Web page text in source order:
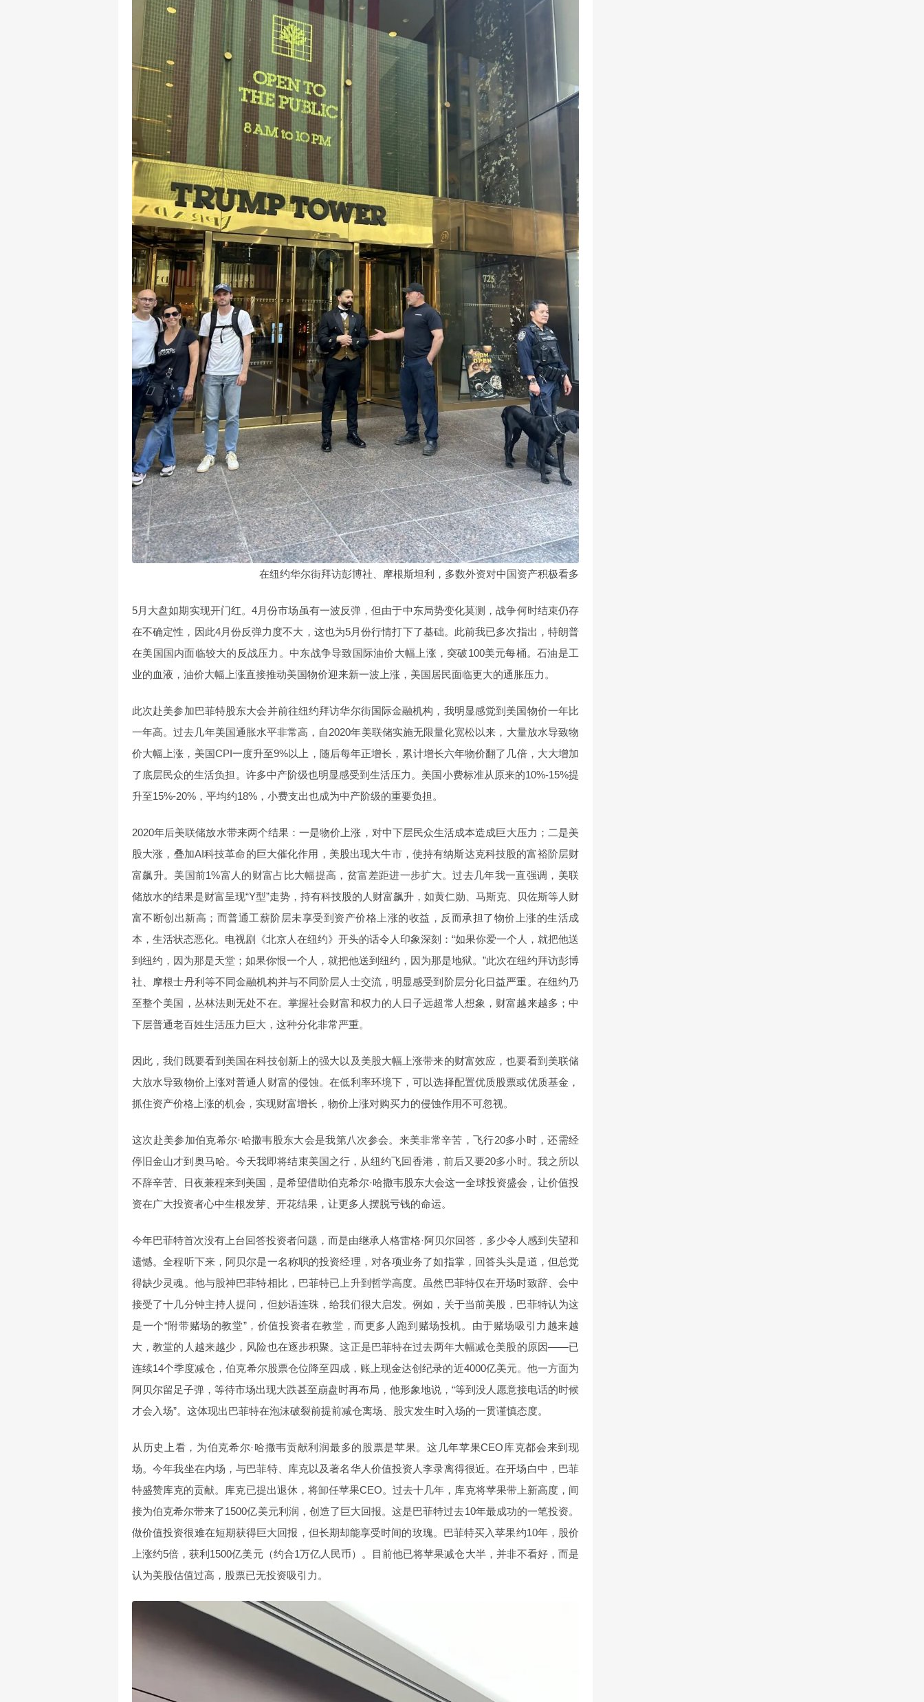
在纽约华尔街拜访彭博社、摩根斯坦利，多数外资对中国资产积极看多
5月大盘如期实现开门红。4月份市场虽有一波反弹，但由于中东局势变化莫测，战争何时结束仍存
在不确定性，因此4月份反弹力度不大，这也为5月份行情打下了基础。此前我已多次指出，特朗普
在美国国内面临较大的反战压力。中东战争导致国际油价大幅上涨，突破100美元每桶。石油是工
业的血液，油价大幅上涨直接推动美国物价迎来新一波上涨，美国居民面临更大的通胀压力。
此次赴美参加巴菲特股东大会并前往纽约拜访华尔街国际金融机构，我明显感觉到美国物价一年比
一年高。过去几年美国通胀水平非常高，自2020年美联储实施无限量化宽松以来，大量放水导致物
价大幅上涨，美国CPI一度升至9%以上，随后每年正增长，累计增长六年物价翻了几倍，大大增加
了底层民众的生活负担。许多中产阶级也明显感受到生活压力。美国小费标准从原来的10%-15%提
升至15%-20%，平均约18%，小费支出也成为中产阶级的重要负担。
2020年后美联储放水带来两个结果：一是物价上涨，对中下层民众生活成本造成巨大压力；二是美
股大涨，叠加AI科技革命的巨大催化作用，美股出现大牛市，使持有纳斯达克科技股的富裕阶层财
富飙升。美国前1%富人的财富占比大幅提高，贫富差距进一步扩大。过去几年我一直强调，美联
储放水的结果是财富呈现“Y型”走势，持有科技股的人财富飙升，如黄仁勋、马斯克、贝佐斯等人财
富不断创出新高；而普通工薪阶层未享受到资产价格上涨的收益，反而承担了物价上涨的生活成
本，生活状态恶化。电视剧《北京人在纽约》开头的话令人印象深刻：“如果你爱一个人，就把他送
到纽约，因为那是天堂；如果你恨一个人，就把他送到纽约，因为那是地狱。”此次在纽约拜访彭博
社、摩根士丹利等不同金融机构并与不同阶层人士交流，明显感受到阶层分化日益严重。在纽约乃
至整个美国，丛林法则无处不在。掌握社会财富和权力的人日子远超常人想象，财富越来越多；中
下层普通老百姓生活压力巨大，这种分化非常严重。
因此，我们既要看到美国在科技创新上的强大以及美股大幅上涨带来的财富效应，也要看到美联储
大放水导致物价上涨对普通人财富的侵蚀。在低利率环境下，可以选择配置优质股票或优质基金，
抓住资产价格上涨的机会，实现财富增长，物价上涨对购买力的侵蚀作用不可忽视。
这次赴美参加伯克希尔·哈撒韦股东大会是我第八次参会。来美非常辛苦，飞行20多小时，还需经
停旧金山才到奥马哈。今天我即将结束美国之行，从纽约飞回香港，前后又要20多小时。我之所以
不辞辛苦、日夜兼程来到美国，是希望借助伯克希尔·哈撒韦股东大会这一全球投资盛会，让价值投
资在广大投资者心中生根发芽、开花结果，让更多人摆脱亏钱的命运。
今年巴菲特首次没有上台回答投资者问题，而是由继承人格雷格·阿贝尔回答，多少令人感到失望和
遗憾。全程听下来，阿贝尔是一名称职的投资经理，对各项业务了如指掌，回答头头是道，但总觉
得缺少灵魂。他与股神巴菲特相比，巴菲特已上升到哲学高度。虽然巴菲特仅在开场时致辞、会中
接受了十几分钟主持人提问，但妙语连珠，给我们很大启发。例如，关于当前美股，巴菲特认为这
是一个“附带赌场的教堂”，价值投资者在教堂，而更多人跑到赌场投机。由于赌场吸引力越来越
大，教堂的人越来越少，风险也在逐步积聚。这正是巴菲特在过去两年大幅减仓美股的原因——已
连续14个季度减仓，伯克希尔股票仓位降至四成，账上现金达创纪录的近4000亿美元。他一方面为
阿贝尔留足子弹，等待市场出现大跌甚至崩盘时再布局，他形象地说，“等到没人愿意接电话的时候
才会入场”。这体现出巴菲特在泡沫破裂前提前减仓离场、股灾发生时入场的一贯谨慎态度。
从历史上看，为伯克希尔·哈撒韦贡献利润最多的股票是苹果。这几年苹果CEO库克都会来到现
场。今年我坐在内场，与巴菲特、库克以及著名华人价值投资人李录离得很近。在开场白中，巴菲
特盛赞库克的贡献。库克已提出退休，将卸任苹果CEO。过去十几年，库克将苹果带上新高度，间
接为伯克希尔带来了1500亿美元利润，创造了巨大回报。这是巴菲特过去10年最成功的一笔投资。
做价值投资很难在短期获得巨大回报，但长期却能享受时间的玫瑰。巴菲特买入苹果约10年，股价
上涨约5倍，获利1500亿美元（约合1万亿人民币）。目前他已将苹果减仓大半，并非不看好，而是
认为美股估值过高，股票已无投资吸引力。